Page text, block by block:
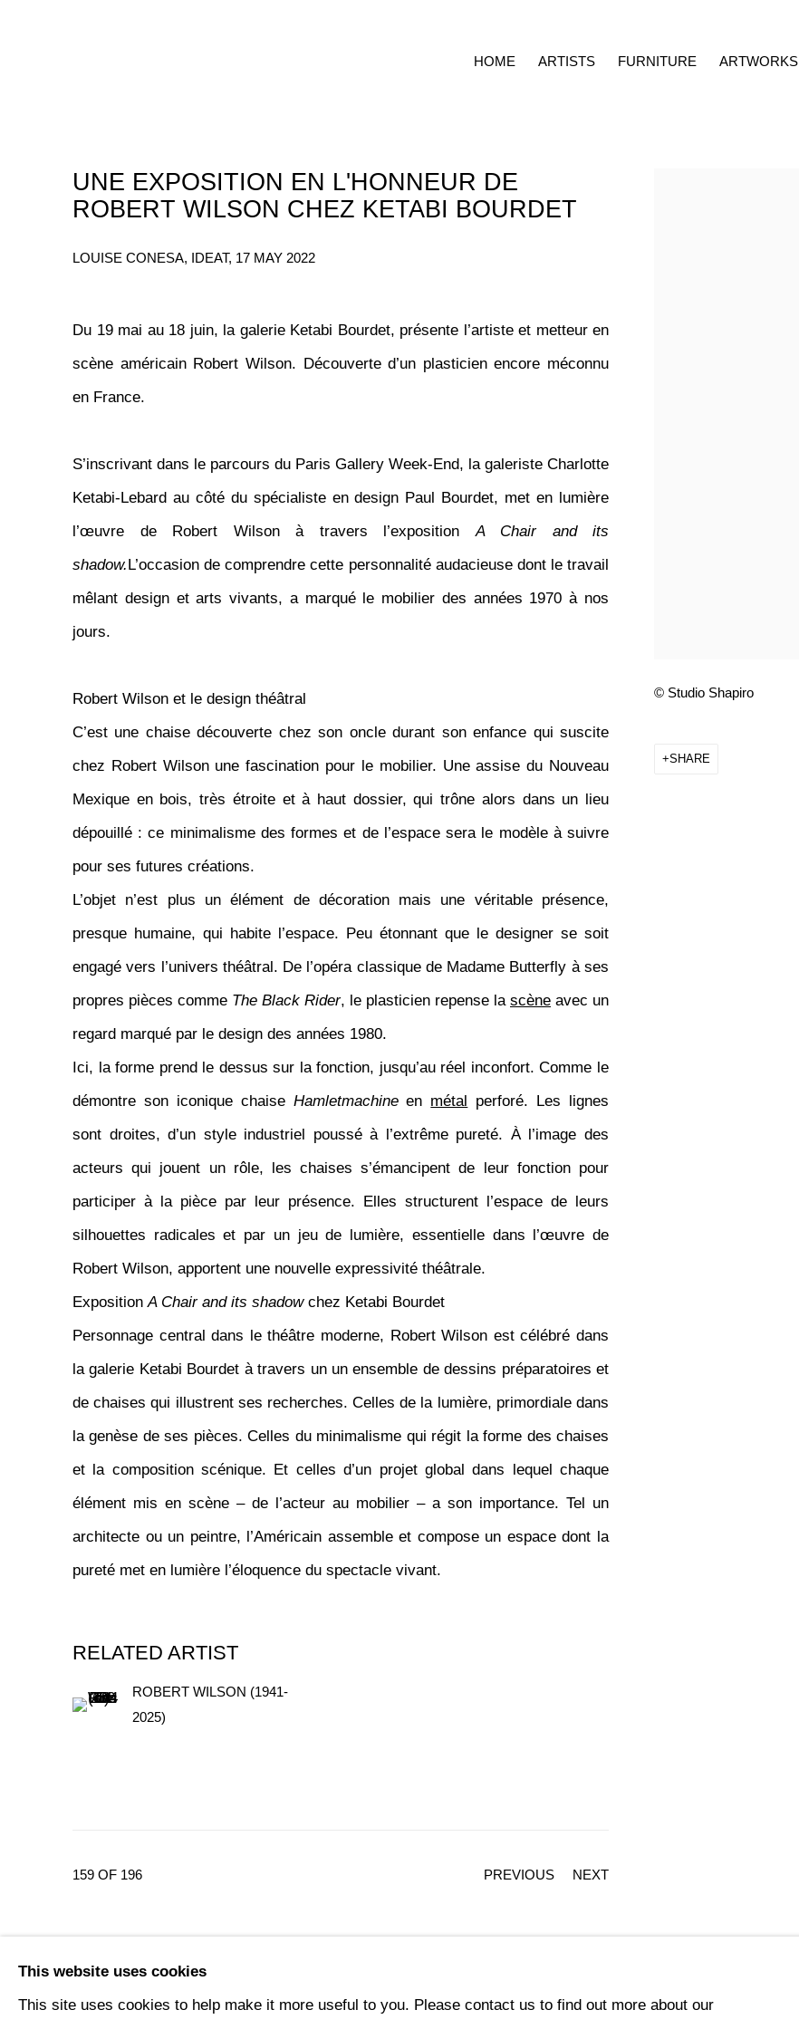
HOME ARTISTS FURNITURE ARTWORKS
UNE EXPOSITION EN L'HONNEUR DE
ROBERT WILSON CHEZ KETABI BOURDET
LOUISE CONESA, IDEAT, 17 MAY 2022
© Studio Shapiro
SHARE
Du 19 mai au 18 juin, la galerie Ketabi Bourdet, présente l’artiste et metteur en
scène américain Robert Wilson. Découverte d’un plasticien encore méconnu
en France.
S’inscrivant dans le parcours du Paris Gallery Week-End, la galeriste Charlotte
Ketabi-Lebard au côté du spécialiste en design Paul Bourdet, met en lumière
l’œuvre de Robert Wilson à travers l’expositionA Chair and its
shadow.L’occasion de comprendre cette personnalité audacieuse dont le travail
mêlant design et arts vivants, a marqué le mobilier des années 1970 à nos
jours.
Robert Wilson et le design théâtral
C’est une chaise découverte chez son oncle durant son enfance qui suscite
chez Robert Wilson une fascination pour le mobilier. Une assise du Nouveau
Mexique en bois, très étroite et à haut dossier, qui trône alors dans un lieu
dépouillé : ce minimalisme des formes et de l’espace sera le modèle à suivre
pour ses futures créations.
L’objet n’est plus un élément de décorationmais une véritable présence,
presque humaine, qui habite l’espace. Peu étonnant que le designer se soit
engagé vers l’univers théâtral. De l’opéra classique de Madame Butterfly à ses
propres pièces comme The Black Rider, le plasticien repense la scène avec un
regard marqué par le design des années 1980.
Ici, la forme prend le dessus sur la fonction, jusqu’au réel inconfort. Comme le
démontre son iconique chaise Hamletmachineen métal perforé. Les lignes
sont droites, d’un style industriel poussé à l’extrême pureté. À l’image des
acteurs qui jouent un rôle, les chaises s’émancipent de leur fonction pour
participer à la pièce par leur présence. Elles structurent l’espace de leurs
silhouettes radicales et par un jeu de lumière, essentielle dans l’œuvre de
Robert Wilson, apportent une nouvelle expressivité théâtrale.
Exposition A Chair and its shadowchez Ketabi Bourdet
Personnage central dans le théâtre moderne, Robert Wilson est célébré dans
la galerie Ketabi Bourdet à travers un un ensemble de dessins préparatoires et
de chaises qui illustrent ses recherches. Celles de la lumière, primordiale dans
la genèse de ses pièces. Celles du minimalisme qui régit la forme des chaises
et la composition scénique. Et celles d’un projet global dans lequel chaque
élément mis en scène – de l’acteur au mobilier – a son importance. Tel un
architecte ou un peintre, l’Américain assemble et compose un espace dont la
pureté met en lumière l’éloquence du spectacle vivant.
RELATED ARTIST
ROBERT WILSON (1941-
2025)
PREVIOUS NEXT
159 OF 196
This website uses cookies
This site uses cookies to help make it more useful to you. Please contact us to find out more about our